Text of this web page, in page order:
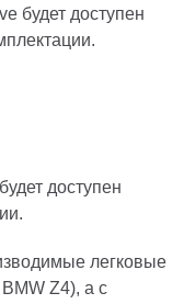
будет доступен
доступен
легковые
Z4), а с